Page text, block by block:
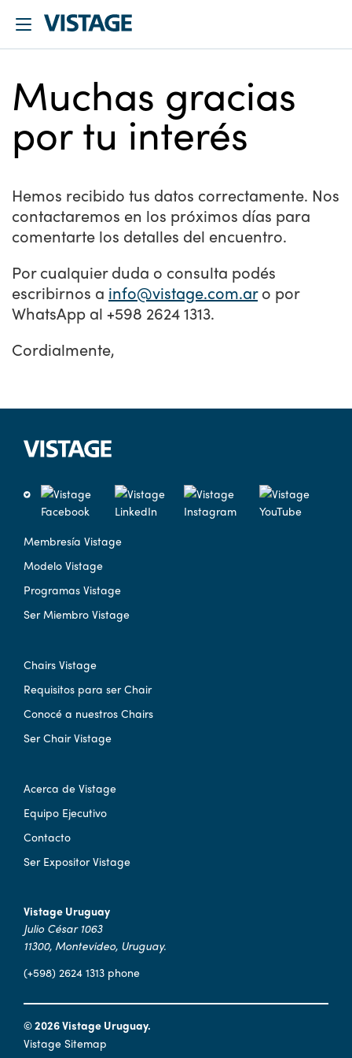
Muchas gracias
por tu interés
Hemos recibido tus datos correctamente. Nos
contactaremos en los próximos días para
comentarte los detalles del encuentro.
Por cualquier duda o consulta podés
escribirnos a info@vistage.com.aro por
WhatsApp al +598 2624 1313.
Cordialmente,
Membresía Vistage
Modelo Vistage
Programas Vistage
Ser Miembro Vistage
Chairs Vistage
Requisitos para ser Chair
Conocé a nuestros Chairs
Ser Chair Vistage
Acerca de Vistage
Equipo Ejecutivo
Contacto
Ser Expositor Vistage
Vistage Uruguay
Julio César 1063
11300, Montevideo, Uruguay.
(+598) 2624 1313 phone
© 2026 Vistage Uruguay.
Vistage Sitemap